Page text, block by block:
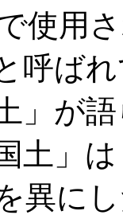
使用
呼ば
」が
土」
異に